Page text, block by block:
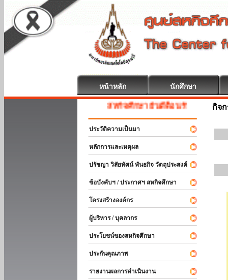
หน้าหลัก นักศึกษา
สหกิจศึกษา ยินดีต้อนรับ
ประวัติความเป็นมา
หลักการและเหตุผล
ปรัชญา วิสัยทัศน์ พันธกิจ วัตถุประสงค์
ข้อบังคับฯ / ประกาศฯ สหกิจศึกษา
โครงสร้างองค์กร
ผู้บริหาร / บุคลากร
ประโยชน์ของสหกิจศึกษา
ประกันคุณภาพ
รายงานผลการดำเนินงาน
กิจ